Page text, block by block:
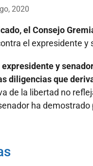
2020
el Consejo
el expresidente y
expresidente y
diligencias que
de la libertad no
ha